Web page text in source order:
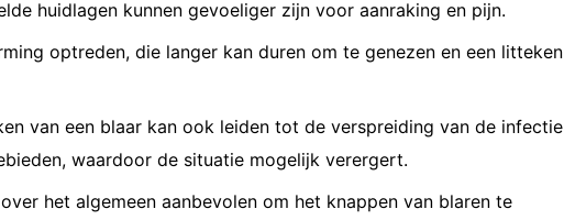
huidlagen kunnen gevoeliger zijn voor aanraking en pijn.
optreden, die langer kan duren om te genezen en een litteken
van een blaar kan ook leiden tot de verspreiding van de infectie
waardoor de situatie mogelijk verergert.
het algemeen aanbevolen om het knappen van blaren te